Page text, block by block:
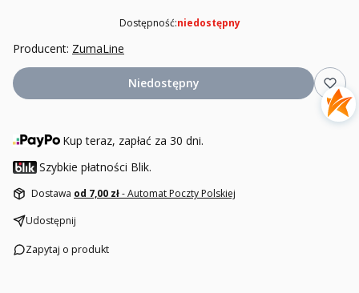
Dostępność:niedostępny
Producent: ZumaLine
Niedostępny
Kup teraz, zapłać za 30 dni.
Szybkie płatności Blik.
Dostawa od 7,00 zł- Automat Poczty Polskiej
Udostępnij
Zapytaj o produkt